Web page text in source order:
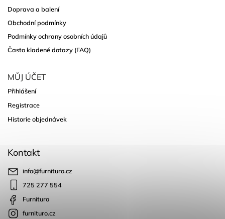
Doprava a balení
Obchodní podmínky
Podmínky ochrany osobních údajů
Často kladené dotazy (FAQ)
MŮJ ÚČET
Přihlášení
Registrace
Historie objednávek
Kontakt
info@furnituro.cz
725 277 554
Furnituro
furnituro.cz